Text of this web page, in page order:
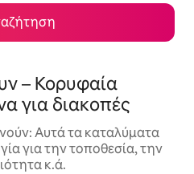
– Κορυφαία
για διακοπές
Αυτά τα καταλύματα
για την τοποθεσία, την
κ.ά.